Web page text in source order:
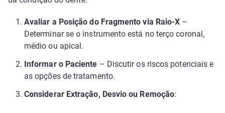
Avaliar a Posição do Fragmento via Raio-X –
Determinar se o instrumento está no terço coronal,
médio ou apical.
Informar o Paciente – Discutir os riscos potenciais e
as opções de tratamento.
Considerar Extração, Desvio ou Remoção: